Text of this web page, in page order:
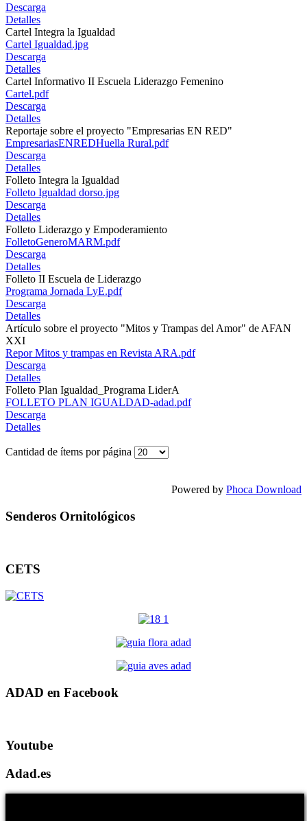
Descarga
Detalles
Cartel Integra la Igualdad
Cartel Igualdad.jpg
Descarga
Detalles
Cartel Informativo II Escuela Liderazgo Femenino
Cartel.pdf
Descarga
Detalles
Reportaje sobre el proyecto "Empresarias EN RED"
EmpresariasENREDHuella Rural.pdf
Descarga
Detalles
Folleto Integra la Igualdad
Folleto Igualdad dorso.jpg
Descarga
Detalles
Folleto Liderazgo y Empoderamiento
FolletoGeneroMARM.pdf
Descarga
Detalles
Folleto II Escuela de Liderazgo
Programa Jornada LyE.pdf
Descarga
Detalles
Artículo sobre el proyecto "Mitos y Trampas del Amor" de AFAN
XXI
Repor Mitos y trampas en Revista ARA.pdf
Descarga
Detalles
Folleto Plan Igualdad_Programa LiderA
FOLLETO PLAN IGUALDAD-adad.pdf
Descarga
Detalles
Cantidad de ítems por página
Powered by Phoca Download
Senderos Ornitológicos
CETS
ADAD en Facebook
Youtube
Adad.es